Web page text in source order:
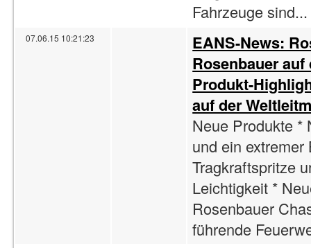
Fahrzeuge sind...
07.06.15 10:21:23
EANS-News:
Rosenbauer
Produkt-
auf der
Neue Produkte *
und ein extremer
Tragkraftspritze
Leichtigkeit *
Rosenbauer
führende